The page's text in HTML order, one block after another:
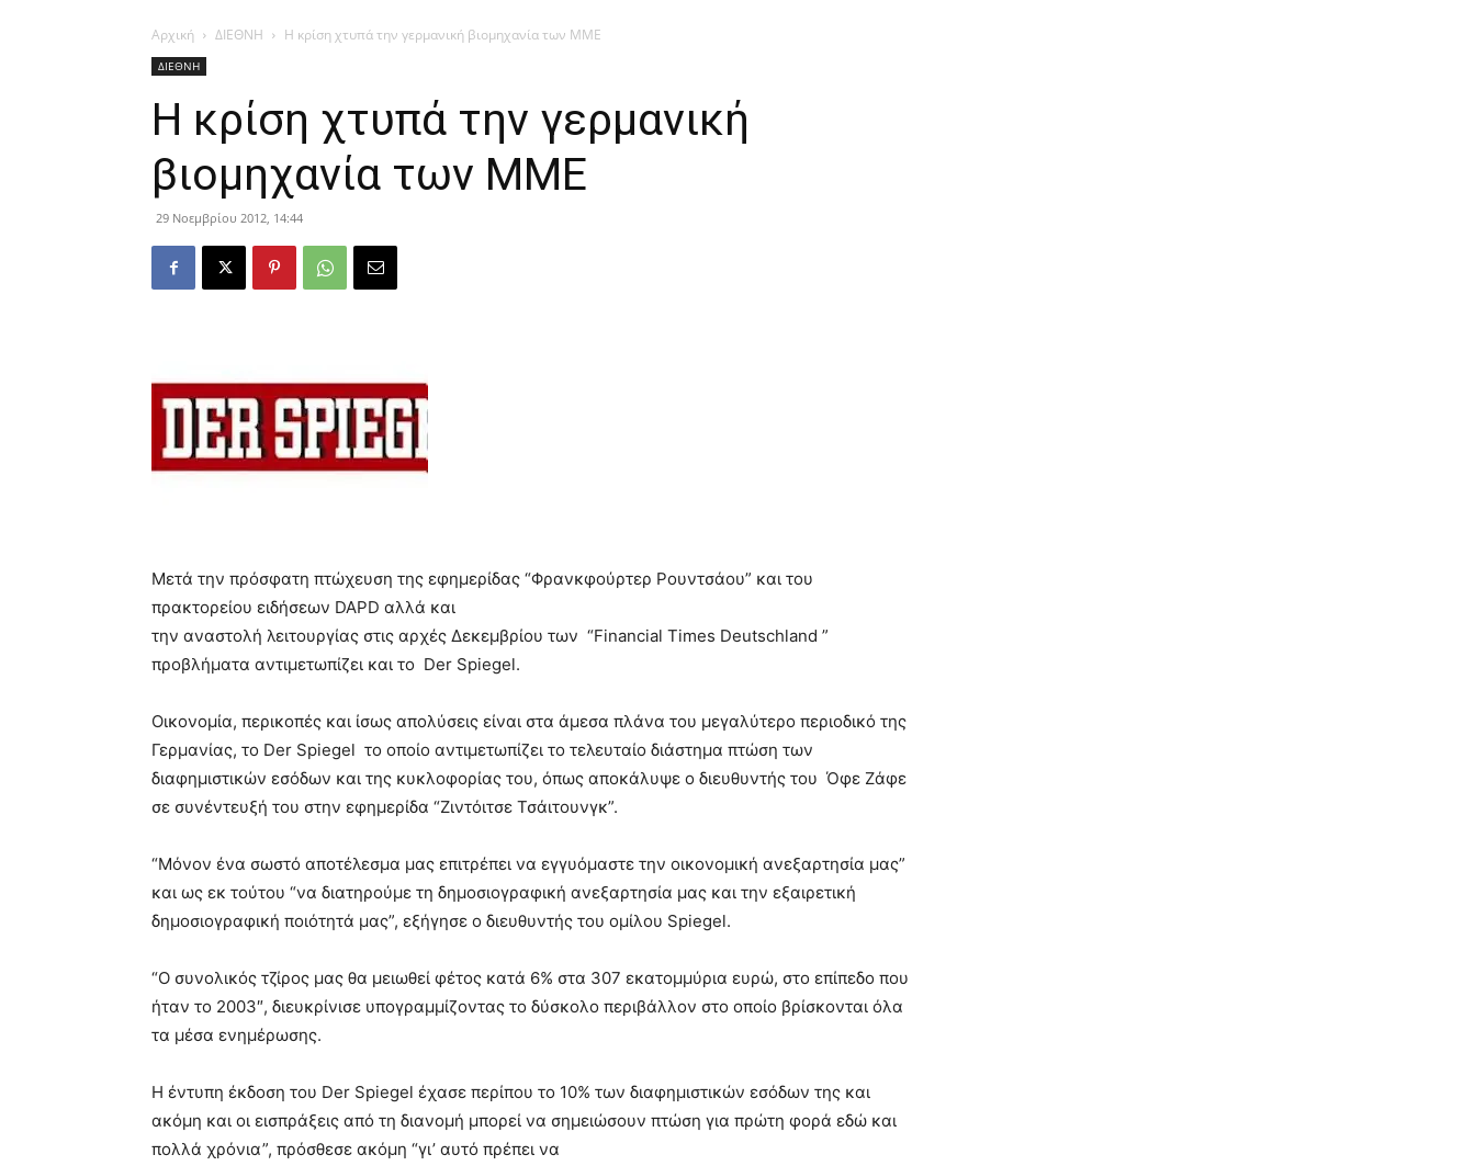
Αρχική ΔΙΕΘΝΗ Η κρίση χτυπά την γερμανική βιομηχανία των ΜΜΕ
ΔΙΕΘΝΗ
Η κρίση χτυπά την γερμανική
βιομηχανία των ΜΜΕ
29 Νοεμβρίου 2012, 14:44
Μετά την πρόσφατη πτώχευση της εφημερίδας “Φρανκφούρτερ Ρουντσάου” και του
πρακτορείου ειδήσεων DAPD αλλά και
την αναστολή λειτουργίας στις αρχές Δεκεμβρίου των “Financial Times Deutschland ”
προβλήματα αντιμετωπίζει και το Der Spiegel.
Οικονομία, περικοπές και ίσως απολύσεις είναι στα άμεσα πλάνα του μεγαλύτερο περιοδικό της
Γερμανίας, το Der Spiegel το οποίο αντιμετωπίζει το τελευταίο διάστημα πτώση των
διαφημιστικών εσόδων και της κυκλοφορίας του, όπως αποκάλυψε ο διευθυντής του Όφε Ζάφε
σε συνέντευξή του στην εφημερίδα “Ζιντόιτσε Τσάιτουνγκ”.
“Μόνον ένα σωστό αποτέλεσμα μας επιτρέπει να εγγυόμαστε την οικονομική ανεξαρτησία μας”
και ως εκ τούτου “να διατηρούμε τη δημοσιογραφική ανεξαρτησία μας και την εξαιρετική
δημοσιογραφική ποιότητά μας”, εξήγησε ο διευθυντής του ομίλου Spiegel.
“Ο συνολικός τζίρος μας θα μειωθεί φέτος κατά 6% στα 307 εκατομμύρια ευρώ, στο επίπεδο που
ήταν το 2003″, διευκρίνισε υπογραμμίζοντας το δύσκολο περιβάλλον στο οποίο βρίσκονται όλα
τα μέσα ενημέρωσης.
Η έντυπη έκδοση του Der Spiegel έχασε περίπου το 10% των διαφημιστικών εσόδων της και
ακόμη και οι εισπράξεις από τη διανομή μπορεί να σημειώσουν πτώση για πρώτη φορά εδώ και
πολλά χρόνια”, πρόσθεσε ακόμη “γι’ αυτό πρέπει να